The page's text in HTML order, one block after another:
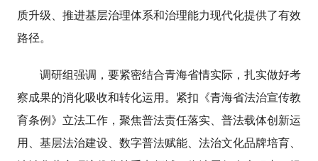
质升级、推进基层治理体系和治理能力现代化提供了有效
路径。
调研组强调，要紧密结合青海省情实际，扎实做好考
察成果的消化吸收和转化运用。紧扣《青海省法治宣传教
育条例》立法工作，聚焦普法责任落实、普法载体创新运
用、基层法治建设、数字普法赋能、法治文化品牌培育、